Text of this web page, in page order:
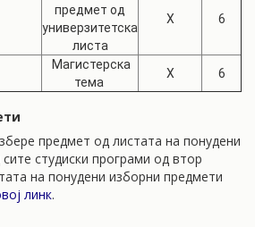
предмет од
универзитетска
листа
X 6
Магистерска
тема
X 6
предмет од листата на понудени
студиски програми од втор
на понудени изборни предмети
линк.